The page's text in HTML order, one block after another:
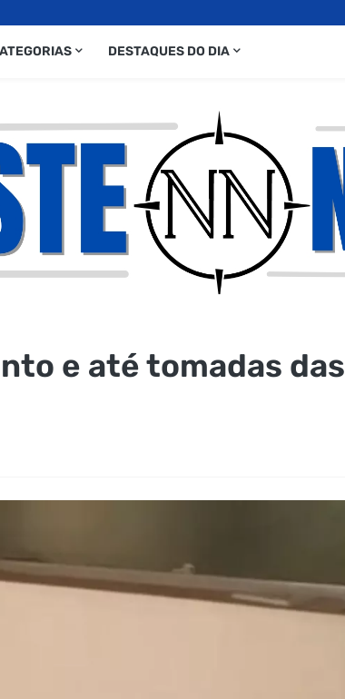
DESTAQUES DO DIA
e até tomadas das